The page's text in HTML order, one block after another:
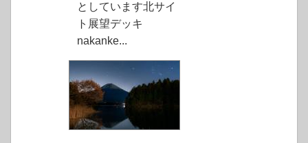
としています北サイ
ト展望デッキ
nakanke...